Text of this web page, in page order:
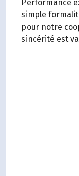
Performance
simple
pour notre
sincérité est